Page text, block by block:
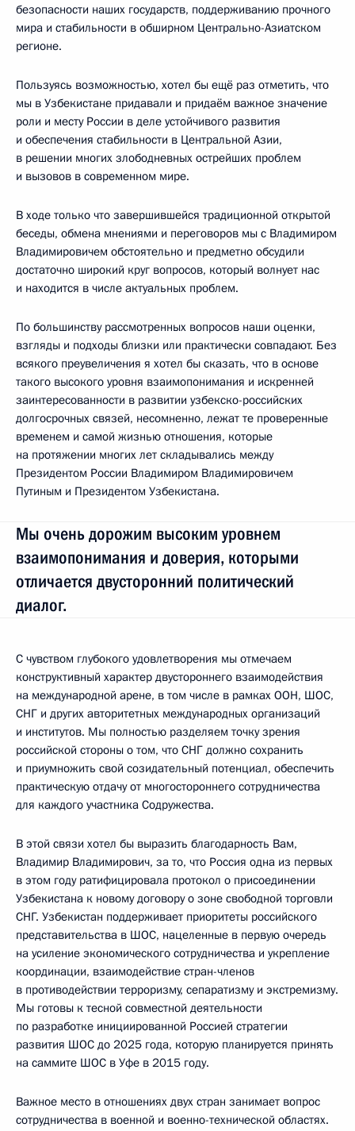
безопасности наших государств, поддерживанию прочного
мира и стабильности в обширном Центрально-Азиатском
регионе.
Пользуясь возможностью, хотел бы ещё раз отметить, что
мы в Узбекистане придавали и придаём важное значение
роли и месту России в деле устойчивого развития
и обеспечения стабильности в Центральной Азии,
в решении многих злободневных острейших проблем
и вызовов в современном мире.
В ходе только что завершившейся традиционной открытой
беседы, обмена мнениями и переговоров мы с Владимиром
Владимировичем обстоятельно и предметно обсудили
достаточно широкий круг вопросов, который волнует нас
и находится в числе актуальных проблем.
По большинству рассмотренных вопросов наши оценки,
взгляды и подходы близки или практически совпадают. Без
всякого преувеличения я хотел бы сказать, что в основе
такого высокого уровня взаимопонимания и искренней
заинтересованности в развитии узбекско-российских
долгосрочных связей, несомненно, лежат те проверенные
временем и самой жизнью отношения, которые
на протяжении многих лет складывались между
Президентом России Владимиром Владимировичем
Путиным и Президентом Узбекистана.
Мы очень дорожим высоким уровнем
взаимопонимания и доверия, которыми
отличается двусторонний политический
диалог.
С чувством глубокого удовлетворения мы отмечаем
конструктивный характер двустороннего взаимодействия
на международной арене, в том числе в рамках ООН, ШОС,
СНГ и других авторитетных международных организаций
и институтов. Мы полностью разделяем точку зрения
российской стороны о том, что СНГ должно сохранить
и приумножить свой созидательный потенциал, обеспечить
практическую отдачу от многостороннего сотрудничества
для каждого участника Содружества.
В этой связи хотел бы выразить благодарность Вам,
Владимир Владимирович, за то, что Россия одна из первых
в этом году ратифицировала протокол о присоединении
Узбекистана к новому договору о зоне свободной торговли
СНГ. Узбекистан поддерживает приоритеты российского
представительства в ШОС, нацеленные в первую очередь
на усиление экономического сотрудничества и укрепление
координации, взаимодействие стран-членов
в противодействии терроризму, сепаратизму и экстремизму.
Мы готовы к тесной совместной деятельности
по разработке инициированной Россией стратегии
развития ШОС до 2025 года, которую планируется принять
на саммите ШОС в Уфе в 2015 году.
Важное место в отношениях двух стран занимает вопрос
сотрудничества в военной и военно-технической областях.